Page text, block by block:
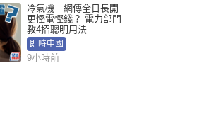
冷氣機︱網傳全日長開
更慳電慳錢？ 電力部門
教4招聰明用法
即時中國
9小時前